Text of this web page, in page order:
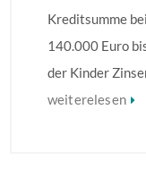
Kreditsumme
140.000 Euro
der Kinder
verbilligt:
weiterelesen